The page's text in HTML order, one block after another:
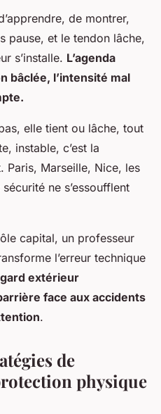
de montrer,
pause, et le tendon lâche,
s’installe. L’agenda
bâclée, l’intensité mal
elle tient ou lâche, tout
instable, c’est la
Paris, Marseille, Nice, les
ne s’essoufflent
capital, un professeur
l’erreur technique
extérieur
face aux accidents
.
de
physique